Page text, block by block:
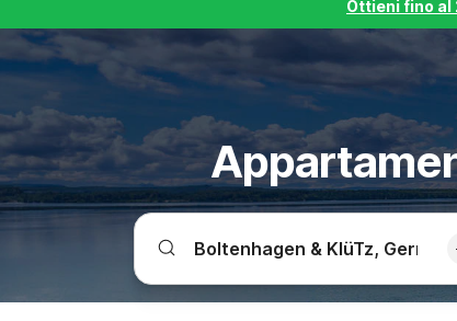
Ottieni fino al